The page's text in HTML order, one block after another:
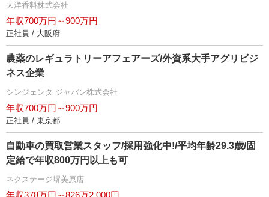
大洋香料株式会社
年収700万円～900万円
正社員 / 大阪府
農薬のレギュラトリーアフェアーズ/外資系大手アグリビジ
ネス企業
シンジェンタ ジャパン株式会社
年収700万円～900万円
正社員 / 東京都
自動車の買取営業スタッフ/採用強化中!/平均年齢29.3歳/固
定給で年収800万円以上も可
ネクステージ堺美原店
年収378万円～826万2,000円